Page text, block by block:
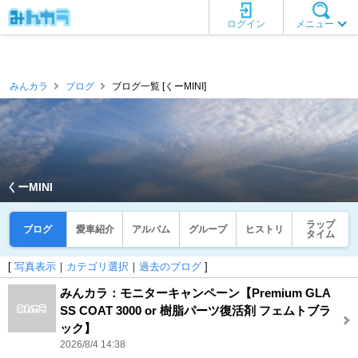
メニュー
ログイン
みんカラ ブログ ブログ一覧 [くーMINI]
くーMINI
ブログ 愛車紹介 アルバム グループ ヒストリ
ラップ
タイム
[ 写真表示 ｜ カテゴリ選択 ｜ 過去のブログ ]
みんカラ：モニターキャンペーン【Premium GLA
SS COAT 3000 or 樹脂パーツ復活剤 フェムトブラ
ック】
2026/8/4 14:38